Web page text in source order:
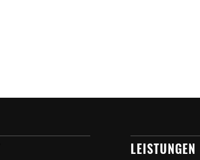
LEISTUNGEN